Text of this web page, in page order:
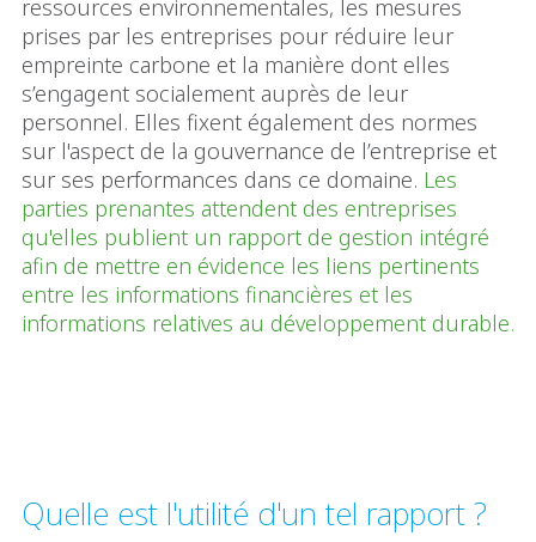
ressources environnementales, les mesures
prises par les entreprises pour réduire leur
empreinte carbone et la manière dont elles
s’engagent socialement auprès de leur
personnel. Elles fixent également des normes
sur l'aspect de la gouvernance de l’entreprise et
sur ses performances dans ce domaine. Les
parties prenantes attendent des entreprises
qu'elles publient un rapport de gestion intégré
afin de mettre en évidence les liens pertinents
entre les informations financières et les
informations relatives au développement durable.
Quelle est l'utilité d'un tel rapport ?